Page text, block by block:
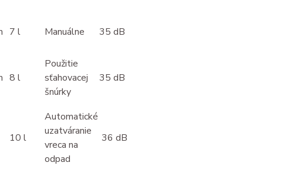
7 l Manuálne 35 dB
8 l
Použitie
sťahovacej
šnúrky
35 dB
10 l
Automatické
uzatváranie
vreca na
odpad
36 dB